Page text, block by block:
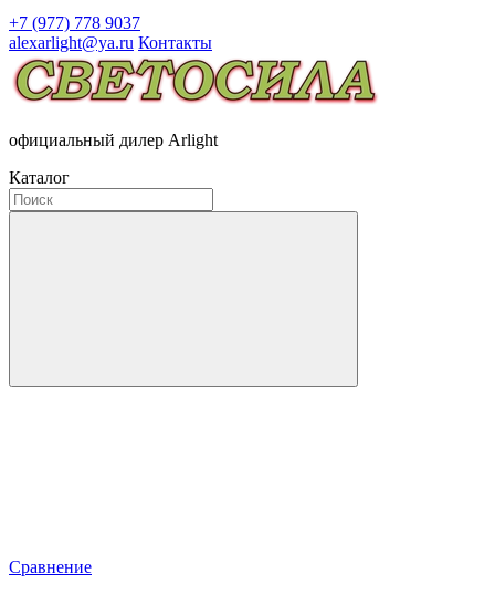
+7 (977) 778 9037
alexarlight@ya.ru Контакты
официальный дилер Arlight
Каталог
Сравнение